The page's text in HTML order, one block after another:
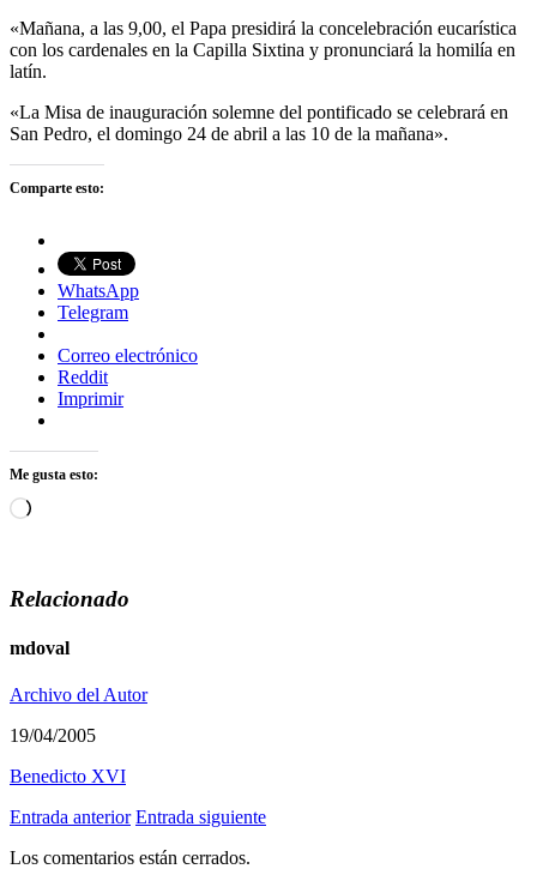
«Mañana, a las 9,00, el Papa presidirá la concelebración eucarística
con los cardenales en la Capilla Sixtina y pronunciará la homilía en
latín.
«La Misa de inauguración solemne del pontificado se celebrará en
San Pedro, el domingo 24 de abril a las 10 de la mañana».
Comparte esto:
WhatsApp
Telegram
Correo electrónico
Reddit
Imprimir
Me gusta esto:
Cargando...
Relacionado
mdoval
Archivo del Autor
19/04/2005
Benedicto XVI
Entrada anterior Entrada siguiente
Los comentarios están cerrados.